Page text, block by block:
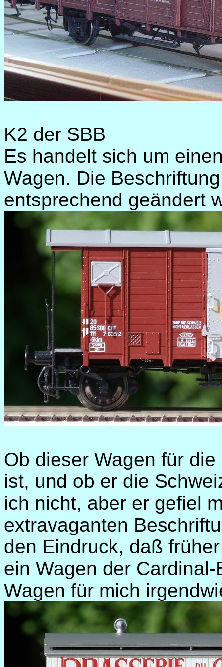
K2 der SBB
Es handelt sich um
Wagen. Die
entsprechend geändert
Ob dieser Wagen für
ist, und ob er die
ich nicht, aber er gefiel
extravaganten
den Eindruck, daß
ein Wagen der
Wagen für mich